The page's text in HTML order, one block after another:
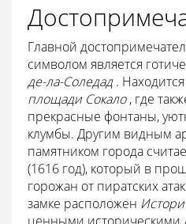
Главной
символом является
де-ла-Соледад.
площади Сокало, где
прекрасные фонтаны,
клумбы. Другим видным
памятником города
(1616 год), который в
горожан от пиратских
замке расположен